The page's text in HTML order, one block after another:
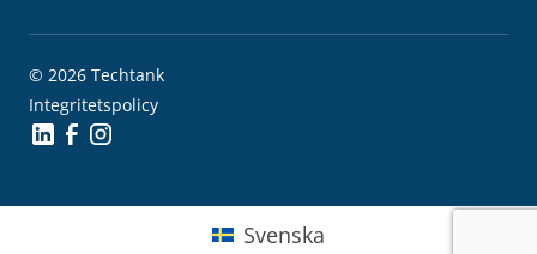
© 2026 Techtank
Integritetspolicy
Social Icon
Social Icon
Social Icon
Svenska